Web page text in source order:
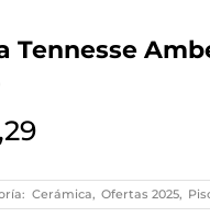
Tennesse
Cerámica, Ofertas 2025,